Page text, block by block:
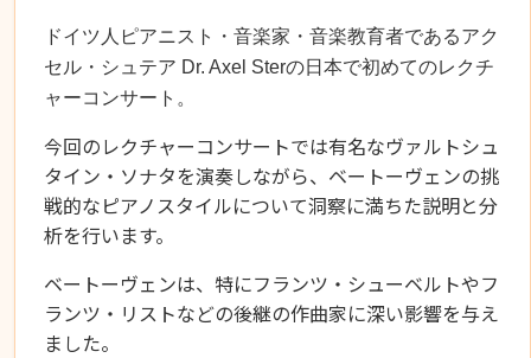
ドイツ人ピアニスト・音楽家・音楽教育者であるアク
セル・シュテア Dr. Axel Sterの日本で初めてのレクチ
ャーコンサート。
今回のレクチャーコンサートでは有名なヴァルトシュ
タイン・ソナタを演奏しながら、ベートーヴェンの挑
戦的なピアノスタイルについて洞察に満ちた説明と分
析を行います。
ベートーヴェンは、特にフランツ・シューベルトやフ
ランツ・リストなどの後継の作曲家に深い影響を与え
ました。